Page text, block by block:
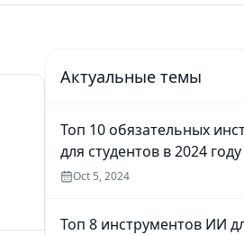
Актуальные темы
Топ 10 обязательных
для студентов в 2024 году
Oct 5, 2024
Топ 8 инструментов ИИ